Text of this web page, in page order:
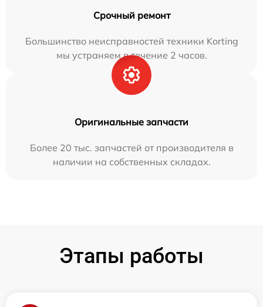
Срочный ремонт
Большинство неисправностей техники Korting
мы устраняем в течение 2 часов.
Оригинальные запчасти
Более 20 тыс. запчастей от производителя в
наличии на собственных складах.
Этапы работы